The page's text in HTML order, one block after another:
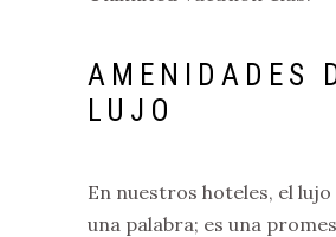
AMENIDADES
LUJO
En nuestros hoteles, el lujo
una palabra; es una